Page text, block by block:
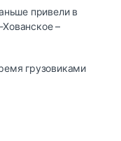
привели в
–
грузовиками